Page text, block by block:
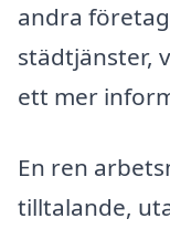
andra
städtjänster,
ett mer
En ren
tilltalande,